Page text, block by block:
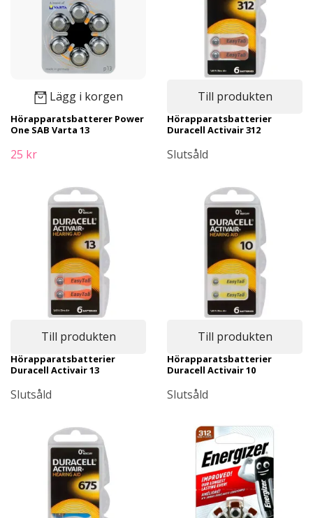
Lägg i korgen
Hörapparatsbatterer Power
One SAB Varta 13
25 kr
Till produkten
Hörapparatsbatterier
Duracell Activair 312
Slutsåld
Till produkten
Hörapparatsbatterier
Duracell Activair 13
Slutsåld
Till produkten
Hörapparatsbatterier
Duracell Activair 10
Slutsåld